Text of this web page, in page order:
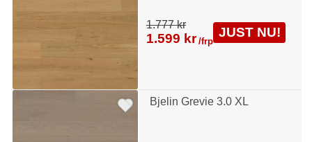
Bjelin Grevie 3.0 XL
1.777 kr
1.599 kr /frp
JUST NU!